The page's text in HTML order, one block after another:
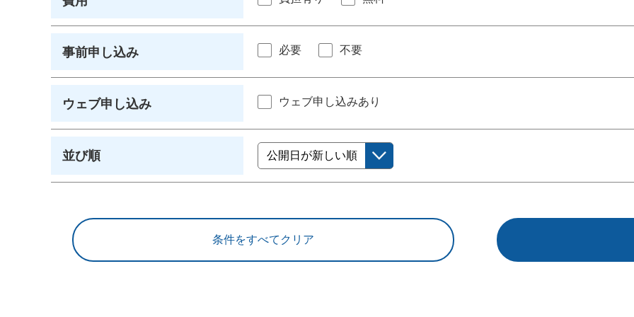
事前申し込み 必要 不要
ウェブ申し込み ウェブ申し込みあり
並び順